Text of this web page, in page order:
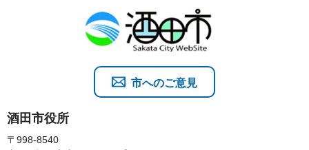
酒田市役所
〒998-8540
市へのご意見